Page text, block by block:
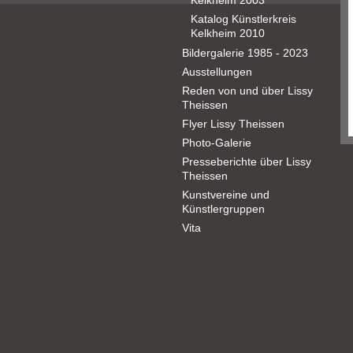
Katalog Künstlerkreis
Kelkheim 2010
Bildergalerie 1985 - 2023
Ausstellungen
Reden von und über Lissy
Theissen
Flyer Lissy Theissen
Photo-Galerie
Presseberichte über Lissy
Theissen
Kunstvereine und
Künstlergruppen
Vita